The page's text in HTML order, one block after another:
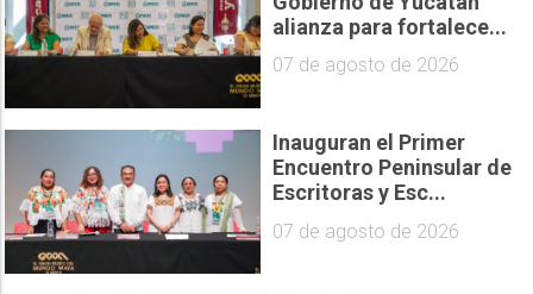
alianza para fortalece...
07 de agosto de 2026
Inauguran el Primer
Encuentro Peninsular de
Escritoras y Esc...
07 de agosto de 2026